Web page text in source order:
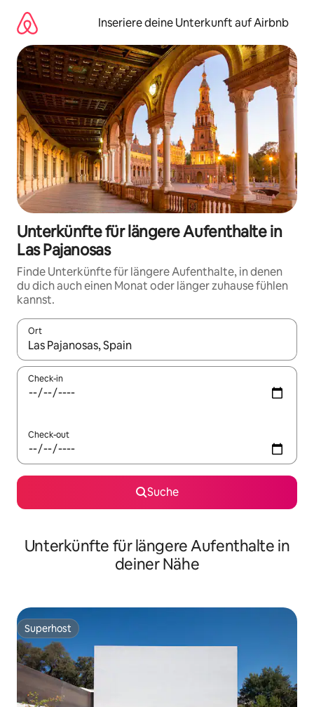
Inhalten
springen
Inseriere deine Unterkunft auf Airbnb
Unterkünfte für längere Aufenthalte in
Las Pajanosas
Finde Unterkünfte für längere Aufenthalte, in denen
du dich auch einen Monat oder länger zuhause fühlen
kannst.
Ort
Wenn Ergebnisse verfügbar sind, navigiere mit den
Check-in
Check-out
Suche
Unterkünfte für längere Aufenthalte in
deiner Nähe
Superhost
Superhost